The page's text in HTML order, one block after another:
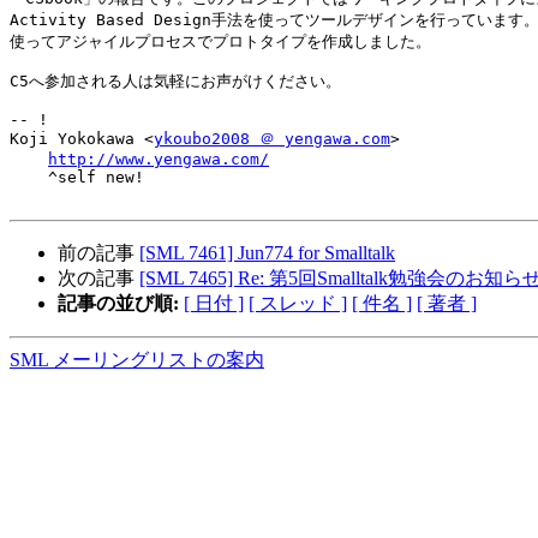
Activity Based Design手法を使ってツールデザインを行っています
使ってアジャイルプロセスでプロトタイプを作成しました。
C5へ参加される人は気軽にお声がけください。
-- !
Koji Yokokawa <ykoubo2008 ＠ yengawa.com>
http://www.yengawa.com/
    ^self new!
前の記事 [SML 7461] Jun774 for Smalltalk
次の記事 [SML 7465] Re: 第5回Smalltalk勉強会のお知ら
記事の並び順: [ 日付 ] [ スレッド ] [ 件名 ] [ 著者 ]
SML メーリングリストの案内